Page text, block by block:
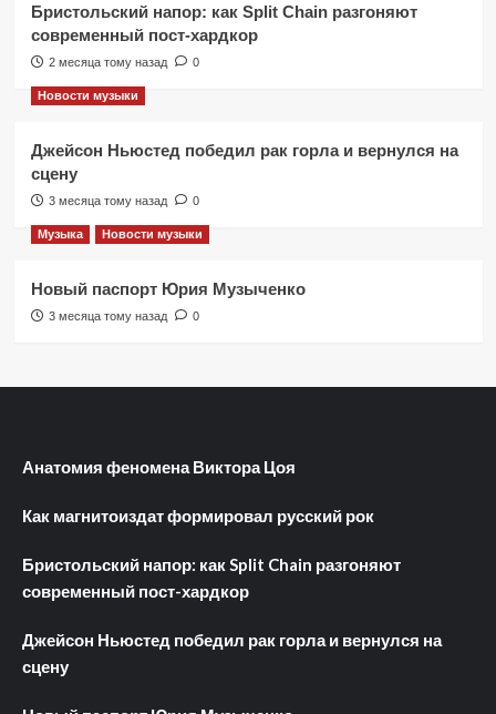
Бристольский напор: как Split Chain разгоняют
современный пост-хардкор
2 месяца тому назад 0
Новости музыки
Джейсон Ньюстед победил рак горла и вернулся на
сцену
3 месяца тому назад 0
Музыка Новости музыки
Новый паспорт Юрия Музыченко
3 месяца тому назад 0
Анатомия феномена Виктора Цоя
Как магнитоиздат формировал русский рок
Бристольский напор: как Split Chain разгоняют
современный пост-хардкор
Джейсон Ньюстед победил рак горла и вернулся на
сцену